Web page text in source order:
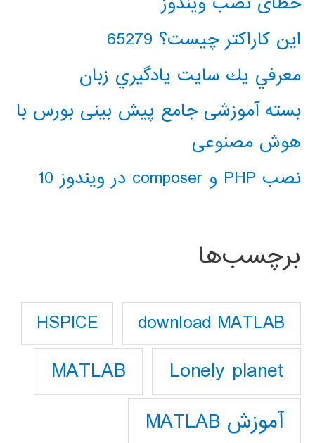
این کاراکتر چیست؟ 65279
معرفي يك سايت يادگيري زبان
بسته آموزشی جامع پیش بینی بورس با
هوش مصنوعی
نصب PHP و composer در ویندوز 10
برچسب‌ها
download MATLAB
HSPICE
Lonely planet
MATLAB
آموزش MATLAB